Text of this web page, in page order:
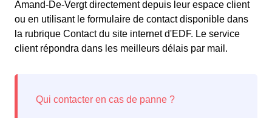
Amand-De-Vergt directement depuis leur espace client
ou en utilisant le formulaire de contact disponible dans
la rubrique Contact du site internet d'EDF. Le service
client répondra dans les meilleurs délais par mail.